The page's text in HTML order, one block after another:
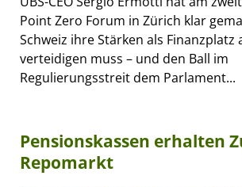
Point Zero Forum in Zürich klar
Schweiz ihre Stärken als Finanzplatz
verteidigen muss – und den Ball im
Regulierungsstreit dem Parlament...
Pensionskassen erhalten
Repomarkt